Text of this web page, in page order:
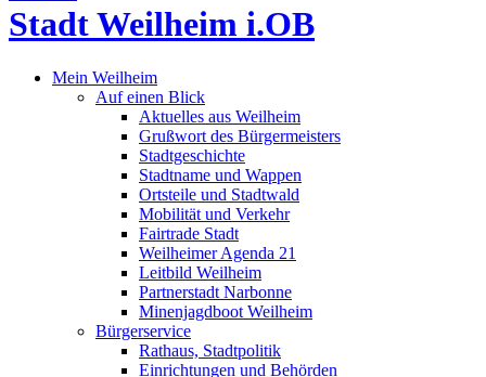
Stadt Weilheim i.OB
Mein Weilheim
Auf einen Blick
Aktuelles aus Weilheim
Grußwort des Bürgermeisters
Stadtgeschichte
Stadtname und Wappen
Ortsteile und Stadtwald
Mobilität und Verkehr
Fairtrade Stadt
Weilheimer Agenda 21
Leitbild Weilheim
Partnerstadt Narbonne
Minenjagdboot Weilheim
Bürgerservice
Rathaus, Stadtpolitik
Einrichtungen und Behörden